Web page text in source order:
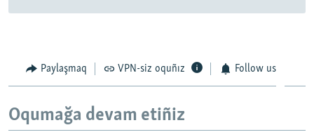
Paylaşmaq VPN-siz oquñız Follow us
Oqumağa devam etiñiz